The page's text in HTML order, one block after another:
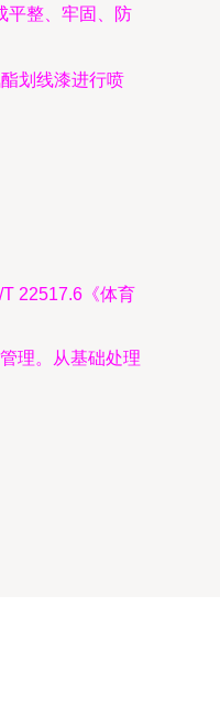
平整、牢固、防
划线漆进行喷
22517.6《体育
理。从基础处理